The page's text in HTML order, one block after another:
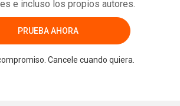
e incluso los propios autores.
PRUEBA AHORA
Cancele cuando quiera.